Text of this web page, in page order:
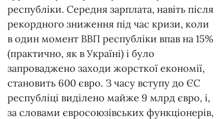
республіки. Середня зарплата, навіть після
рекордного зниження під час кризи, коли
в один момент ВВП республіки впав на 15%
(практично, як в Україні) і було
запроваджено заходи жорсткої економії,
становить 600 євро. З часу вступу до ЄС
республіці виділено майже 9 млрд євро, і,
за словами євросоюзівських функціонерів,